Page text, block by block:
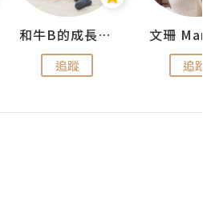
和牛B的成長日記
追蹤
文珊
追蹤